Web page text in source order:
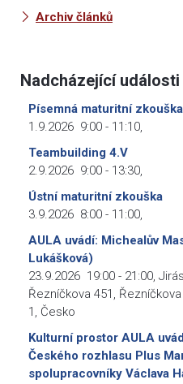
Archiv článků
Nadcházející události
Písemná maturitní
1.9.2026 9:00 - 11:10
Teambuilding 4.V
2.9.2026 9:00 - 13:30
Ústní maturitní zkouška
3.9.2026 8:00 - 11:00
AULA uvádí: Michealův
Lukášková)
23.9.2026 19:00 - 21:00
Řezníčkova 451,
1, Česko
Kulturní prostor AULA
Českého rozhlasu Plus
spolupracovníky Václava